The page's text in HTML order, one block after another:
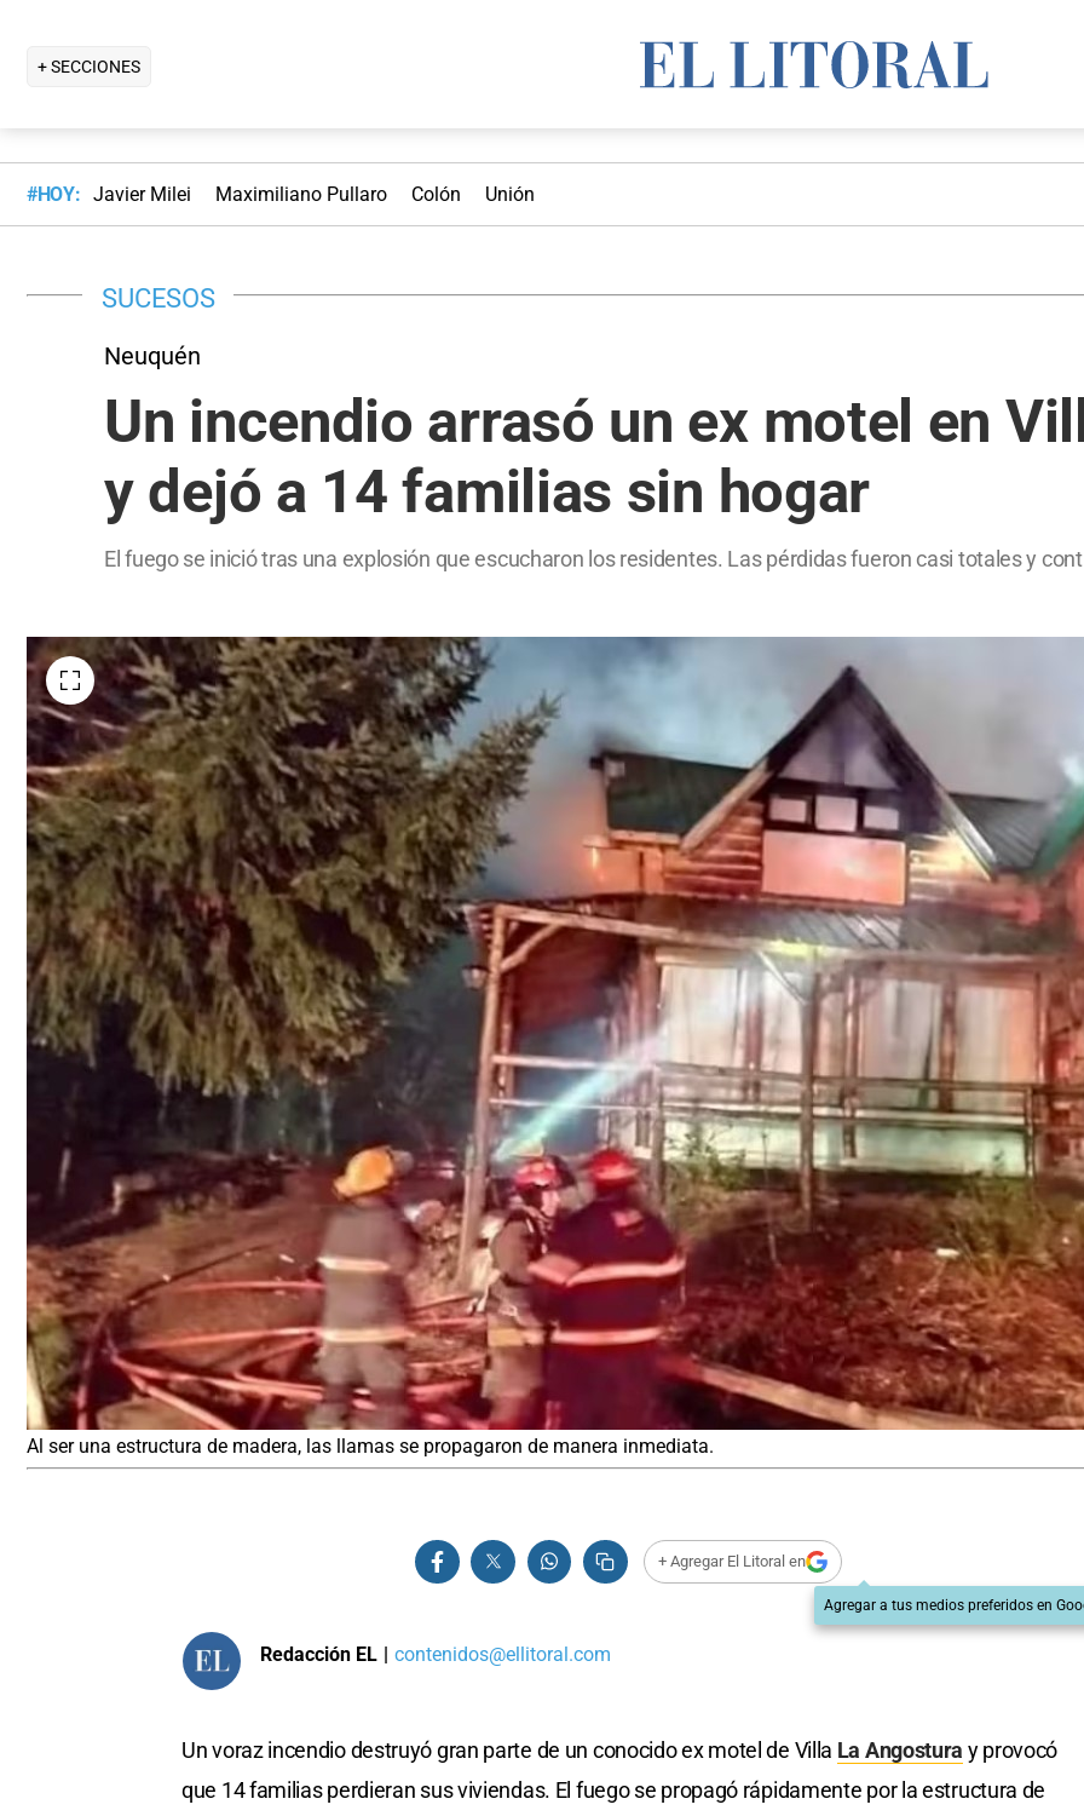
+ SECCIONES
#HOY: Javier Milei Maximiliano Pullaro Colón Unión
SUCESOS
Neuquén
Un incendio arrasó un ex motel en
y dejó a 14 familias sin hogar
El fuego se inició tras una explosión que escucharon los residentes. Las pérdidas fueron casi totales y
Al ser una estructura de madera, las llamas se propagaron de manera inmediata.
+ Agregar El Litoral en
Agregar a tus medios preferidos en
Redacción EL | contenidos@ellitoral.com
Un voraz incendio destruyó gran parte de un conocido ex motel de Villa La Angostura y provocó
que 14 familias perdieran sus viviendas. El fuego se propagó rápidamente por la estructura de